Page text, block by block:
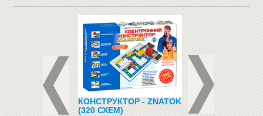
НА МЕСЯЦ СУХ.-
КОНСТРУКТОР - ZNATOK
(320 СХЕМ)
ОСВЕТИТЕЛЬНОЕ
ОБОРУДОВАНИЕ